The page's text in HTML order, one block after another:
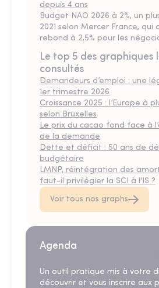
depuis 4 ans
Budget NAO 2026 à 2%, un
2021 selon Mercer France, qui
rebond à 2,5% pour les
Le top 5 des graphiques
consultés
Demandeurs d’emploi : une
1er trimestre 2026
Croissance 2025 : l’Europe à
selon Bruxelles
Le prix du cacao fond face à
de la demande
Dette et déficit : 50 ans de
budgétaire
LMNP, réintégration des
faut-il privilégier la SCI à l'IS ?
Voir tous nos graphs
Agenda
Un outil pratique mis à votre
découvrir et vous inscrire aux